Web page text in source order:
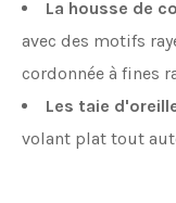
La housse de
avec des motifs
cordonnée à fines
Les taie
volant plat tout